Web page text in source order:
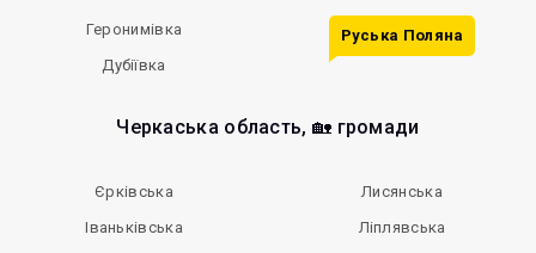
Геронимівка
Дубіївка
Руська Поляна
Черкаська область, 🏡 громади
Єрківська
Іваньківська
Лисянська
Ліплявська